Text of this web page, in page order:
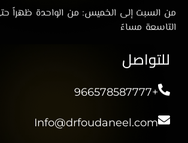
من السبت إلى الخميس: من الواحدة ظهراً
التاسعة مساءً
للتواصل
+966578587777
Info@drfoudaneel.com